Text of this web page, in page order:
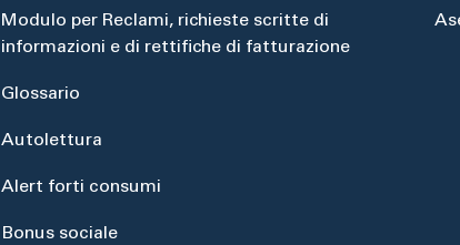
Modulo per Reclami, richieste scritte di
informazioni e di rettifiche di fatturazione
Glossario
Autolettura
Alert forti consumi
Bonus sociale